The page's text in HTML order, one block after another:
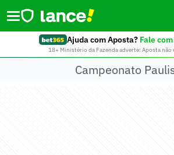
Ajuda com Aposta? Fale
18+ Ministério da Fazenda adverte: Aposta
Campeonato